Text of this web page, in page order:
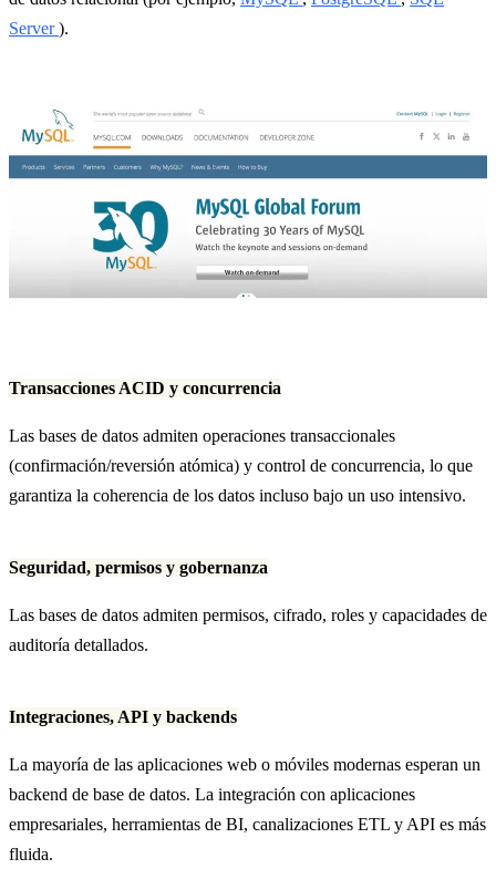
Server ).
Transacciones ACID y concurrencia
Las bases de datos admiten operaciones transaccionales
(confirmación/reversión atómica) y control de concurrencia, lo que
garantiza la coherencia de los datos incluso bajo un uso intensivo.
Seguridad, permisos y gobernanza
Las bases de datos admiten permisos, cifrado, roles y capacidades de
auditoría detallados.
Integraciones, API y backends
La mayoría de las aplicaciones web o móviles modernas esperan un
backend de base de datos. La integración con aplicaciones
empresariales, herramientas de BI, canalizaciones ETL y API es más
fluida.